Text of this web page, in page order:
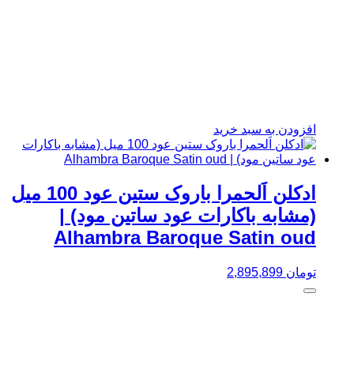
افزودن به سبد خرید
ادکلن اَلحمرا باروک ستین عود 100 میل
(مشابه باکارات عود ساتین مود) |
Alhambra Baroque Satin oud
تومان